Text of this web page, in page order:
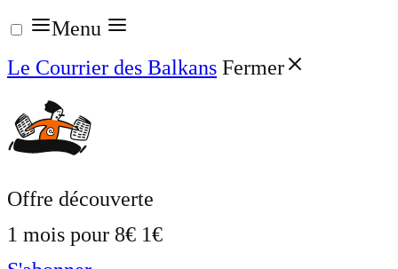
Aller
au
contenu
Menu
Le Courrier des Balkans Fermer
Offre découverte
1 mois pour 8€ 1€